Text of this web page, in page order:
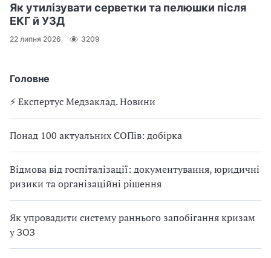
Головне
⚡️ Експертус Медзаклад. Новини
Понад 100 актуальних СОПів: добірка
Відмова від госпіталізації: документування, юридичні
ризики та організаційні рішення
Як упровадити систему раннього запобігання кризам
у ЗОЗ
Як утилізувати серветки та пелюшки після
ЕКГ й УЗД
22 липня 2026 3209